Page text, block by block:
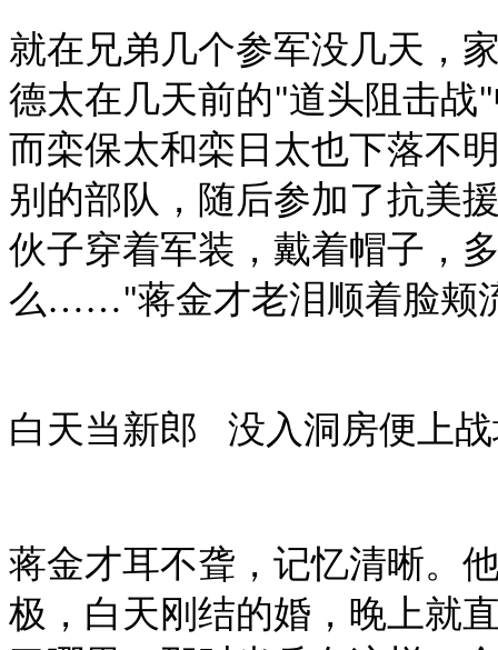
就在兄弟几个参军没几天，
德太在几天前的"道头阻击战"
而栾保太和栾日太也下落不
别的部队，随后参加了抗美
伙子穿着军装，戴着帽子，
么……"蒋金才老泪顺着脸颊
白天当新郎 没入洞房便上
蒋金才耳不聋，记忆清晰。
极，白天刚结的婚，晚上就